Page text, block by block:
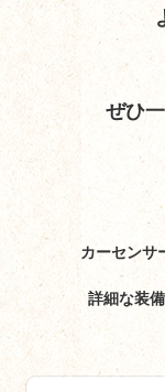
ぜひ
カーセンサ
詳細な装